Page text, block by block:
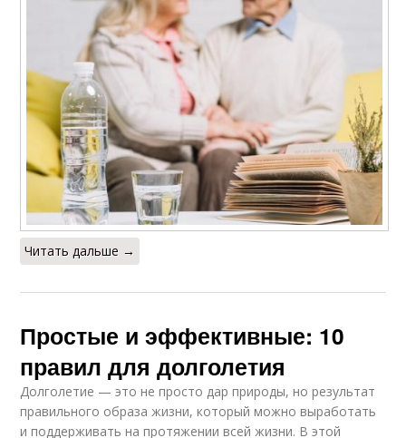
Читать дальше →
Простые и эффективные: 10
правил для долголетия
Долголетие — это не просто дар природы, но результат
правильного образа жизни, который можно выработать
и поддерживать на протяжении всей жизни. В этой